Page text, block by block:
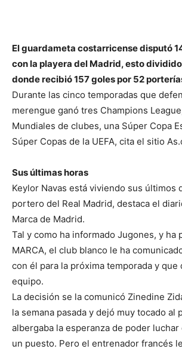
El guardameta costarricense disputó
con la playera del Madrid, esto
donde recibió 157 goles por 52
Durante las cinco temporadas que
merengue ganó tres Champions
Mundiales de clubes, una Súper Copa
Súper Copas de la UEFA, cita el sitio
Sus últimas horas
Keylor Navas está viviendo sus últimos
portero del Real Madrid, destaca el
Marca de Madrid.
Tal y como ha informado Jugones, y ha
MARCA, el club blanco le ha
con él para la próxima temporada y que
equipo.
La decisión se la comunicó Zinedine
la semana pasada y dejó muy tocado al
albergaba la esperanza de poder
un puesto. Pero el entrenador francés